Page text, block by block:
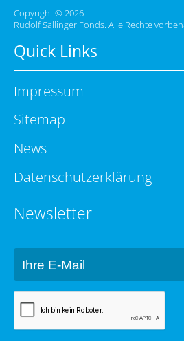
Copyright © 2026
Rudolf Sallinger Fonds. Alle Rechte
Quick Links
Impressum
Sitemap
News
Datenschutzerklärung
Newsletter